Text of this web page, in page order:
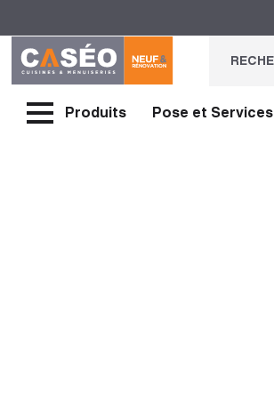
Produits Pose et Services